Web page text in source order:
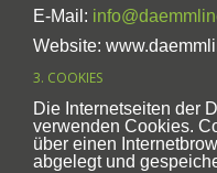
E-Mail:
Website:
3. COOKIES
Die Internetseiten der
verwenden Cookies.
über einen
abgelegt und